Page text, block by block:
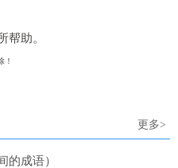
帮助。
！
更多>
的成语）